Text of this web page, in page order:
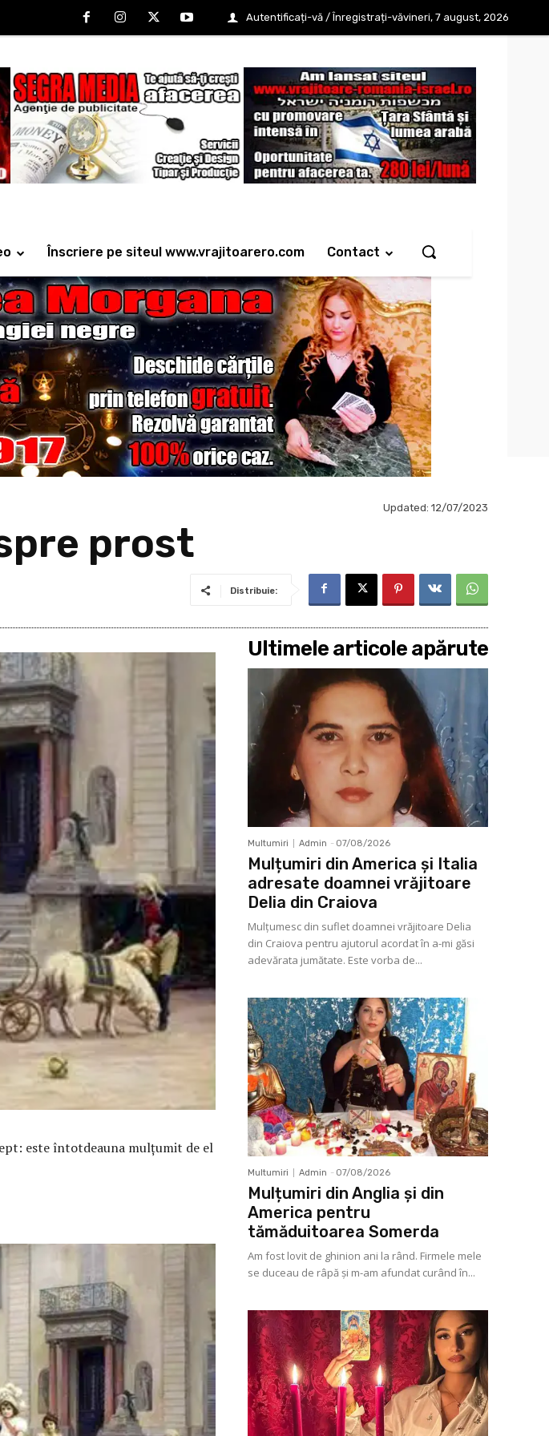
vineri, 7 august, 2026
Autentificați-vă / Înregistrați-vă
Înscriere pe siteul www.vrajitoarero.com Contact
Updated: 12/07/2023
prost
Distribuie:
este întotdeauna mulţumit de el
Ultimele articole apărute
Multumiri Admin - 07/08/2026
Mulțumiri din America și Italia
adresate doamnei vrăjitoare
Delia din Craiova
Mulţumesc din suflet doamnei vrăjitoare Delia
din Craiova pentru ajutorul acordat în a-mi găsi
adevărata jumătate. Este vorba de...
Multumiri Admin - 07/08/2026
Mulțumiri din Anglia și din
America pentru
tămăduitoarea Somerda
Am fost lovit de ghinion ani la rând. Firmele mele
se duceau de râpă şi m-am afundat curând în...